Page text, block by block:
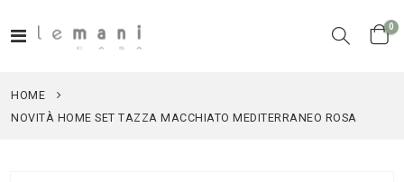
Toggle
Cart
0
HOME
NOVITÀ HOME SET TAZZA MACCHIATO MEDITERRANEO ROSA